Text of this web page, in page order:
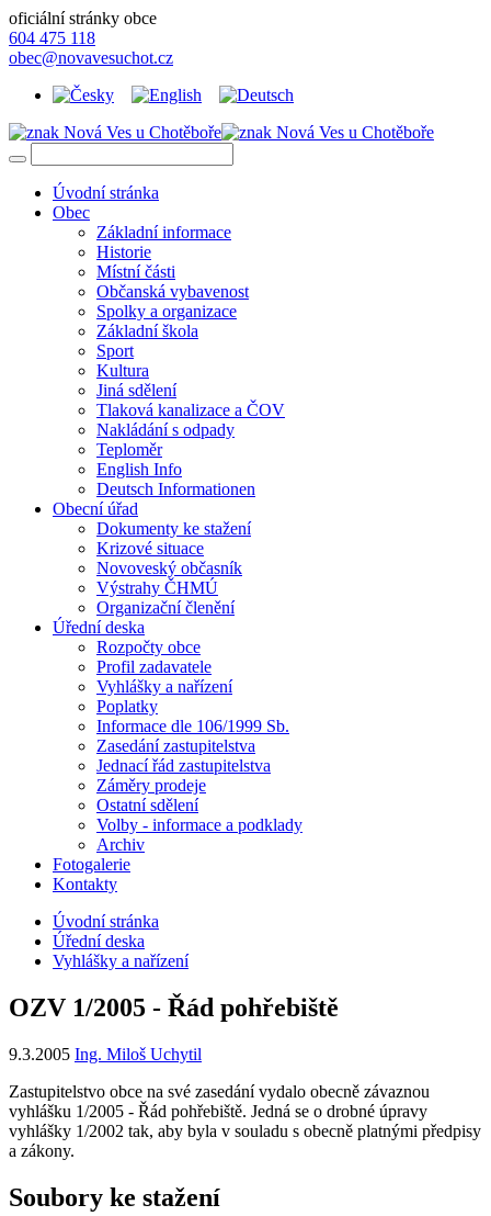
oficiální stránky obce
604 475 118
obec@novavesuchot.cz
Úvodní stránka
Obec
Základní informace
Historie
Místní části
Občanská vybavenost
Spolky a organizace
Základní škola
Sport
Kultura
Jiná sdělení
Tlaková kanalizace a ČOV
Nakládání s odpady
Teploměr
English Info
Deutsch Informationen
Obecní úřad
Dokumenty ke stažení
Krizové situace
Novoveský občasník
Výstrahy ČHMÚ
Organizační členění
Úřední deska
Rozpočty obce
Profil zadavatele
Vyhlášky a nařízení
Poplatky
Informace dle 106/1999 Sb.
Zasedání zastupitelstva
Jednací řád zastupitelstva
Záměry prodeje
Ostatní sdělení
Volby - informace a podklady
Archiv
Fotogalerie
Kontakty
Úvodní stránka
Úřední deska
Vyhlášky a nařízení
OZV 1/2005 - Řád pohřebiště
9.3.2005 Ing. Miloš Uchytil
Zastupitelstvo obce na své zasedání vydalo obecně závaznou
vyhlášku 1/2005 - Řád pohřebiště. Jedná se o drobné úpravy
vyhlášky 1/2002 tak, aby byla v souladu s obecně platnými předpisy
a zákony.
Soubory ke stažení